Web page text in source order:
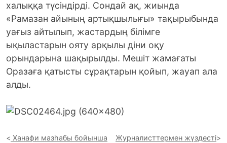
халыққа түсіндірді. Сондай ақ, жиында
«Рамазан айының артықшылығы» тақырыбында
уағыз айтылып, жастардың білімге
ықыластарын ояту арқылы діни оқу
орындарына шақырылды. Мешіт жамағаты
Оразаға қатысты сұрақтарын қойып, жауап ала
алды.
Ханафи мазһабы бойынша
Журналисттермен жүздесті